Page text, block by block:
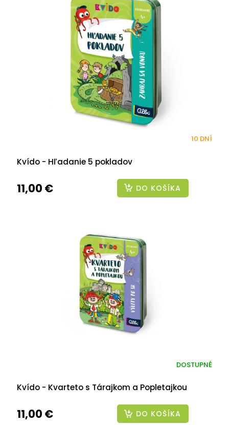
Kvído - Hľadanie 5 pokladov
10 DNÍ
11,00 € DO KOŠÍKA
Kvído - Kvarteto s Tárajkom a Popletajkou
DOSTUPNÉ
11,00 € DO KOŠÍKA